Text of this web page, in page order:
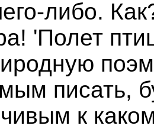
либо.
! 'Полет
писать,
к